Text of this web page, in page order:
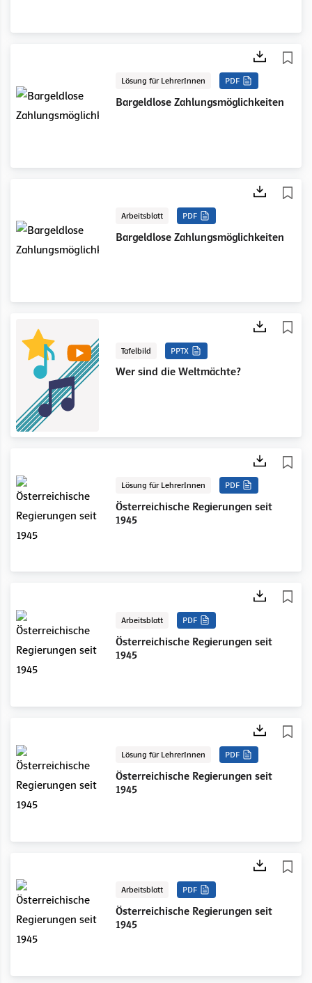
Lösung für LehrerInnen PDF
Bargeldlose Zahlungsmöglichkeiten
Arbeitsblatt PDF
Bargeldlose Zahlungsmöglichkeiten
Tafelbild PPTX
Wer sind die Weltmächte?
Lösung für LehrerInnen PDF
Österreichische Regierungen seit
1945
Arbeitsblatt PDF
Österreichische Regierungen seit
1945
Lösung für LehrerInnen PDF
Österreichische Regierungen seit
1945
Arbeitsblatt PDF
Österreichische Regierungen seit
1945